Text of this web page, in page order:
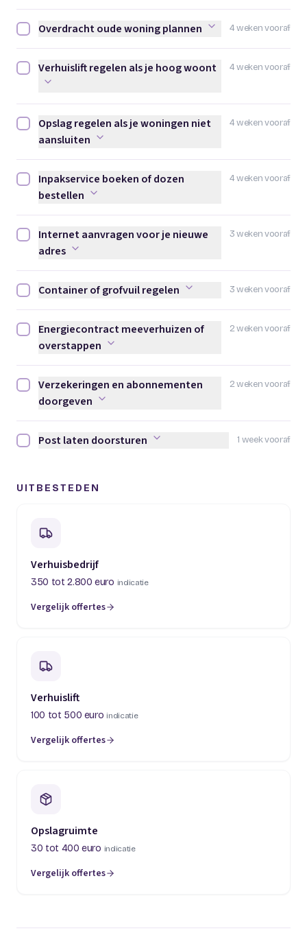
4 weken vooraf
Overdracht oude woning plannen afvinken
Overdracht oude woning plannen
4 weken vooraf
Verhuislift regelen als je hoog woont afvinken
Verhuislift regelen als je hoog woont
4 weken vooraf
Opslag regelen als je woningen niet aansluiten afvinken
Opslag regelen als je woningen niet
aansluiten
4 weken vooraf
Inpakservice boeken of dozen bestellen afvinken
Inpakservice boeken of dozen
bestellen
3 weken vooraf
Internet aanvragen voor je nieuwe adres afvinken
Internet aanvragen voor je nieuwe
adres
3 weken vooraf
Container of grofvuil regelen afvinken
Container of grofvuil regelen
2 weken vooraf
Energiecontract meeverhuizen of overstappen afvinken
Energiecontract meeverhuizen of
overstappen
2 weken vooraf
Verzekeringen en abonnementen doorgeven afvinken
Verzekeringen en abonnementen
doorgeven
1 week vooraf
Post laten doorsturen afvinken
Post laten doorsturen
UITBESTEDEN
Verhuisbedrijf
350 tot 2.800 euro indicatie
Vergelijk offertes
(opent in een nieuw tabblad)
Verhuislift
100 tot 500 euro indicatie
Vergelijk offertes
(opent in een nieuw tabblad)
Opslagruimte
30 tot 400 euro indicatie
Vergelijk offertes
(opent in een nieuw tabblad)